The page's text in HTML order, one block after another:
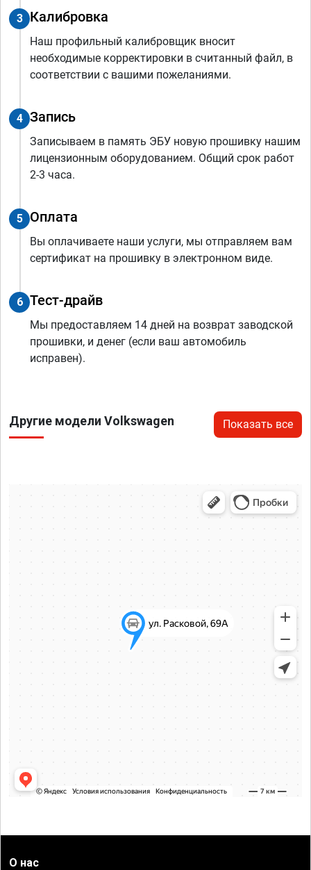
3 Калибровка
Наш профильный калибровщик вносит
необходимые корректировки в считанный файл, в
соответствии с вашими пожеланиями.
4 Запись
Записываем в память ЭБУ новую прошивку нашим
лицензионным оборудованием. Общий срок работ
2-3 часа.
5 Оплата
Вы оплачиваете наши услуги, мы отправляем вам
сертификат на прошивку в электронном виде.
6 Тест-драйв
Мы предоставляем 14 дней на возврат заводской
прошивки, и денег (если ваш автомобиль
исправен).
Другие модели Volkswagen Показать все
О нас